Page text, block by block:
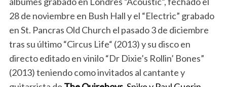
28 de noviembre en Bush Hall y el “Electric” grabado
en St. Pancras Old Church el pasado 3 de diciembre
tras su último “Circus Life“ (2013) y su disco en
directo editado en vinilo “Dr Dixie’s Rollin’ Bones”
(2013) teniendo como invitados al cantante y